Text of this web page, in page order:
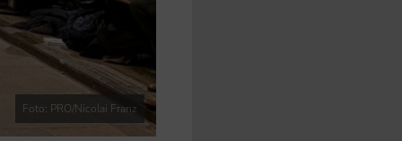
Foto: PRO/Nicolai Franz